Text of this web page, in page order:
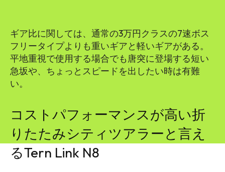
ギア比に関しては、通常の3万円クラスの7速ボス
フリータイプよりも重いギアと軽いギアがある。
平地重視で使用する場合でも唐突に登場する短い
急坂や、ちょっとスピードを出したい時は有難
い。
コストパフォーマンスが高い折
りたたみシティツアラーと言え
るTern Link N8